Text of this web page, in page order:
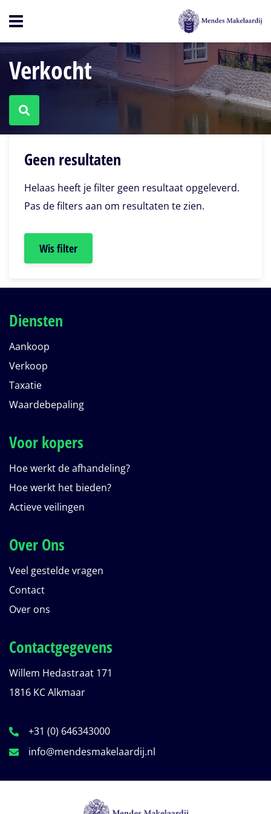
Open
menu
Verkocht
Geen resultaten
Helaas heeft je filter geen resultaat opgeleverd.
Pas de filters aan om resultaten te zien.
Wis filter
Diensten
Aankoop
Verkoop
Taxatie
Waardebepaling
Voor kopers
Hoe werkt de afhandeling?
Hoe werkt het bieden?
Actieve veilingen
Over Ons
Veel gestelde vragen
Contact
Over ons
Contactgegevens
Willem Hedastraat 171
1816 KC Alkmaar
+31 (0) 646343000
info@mendesmakelaardij.nl